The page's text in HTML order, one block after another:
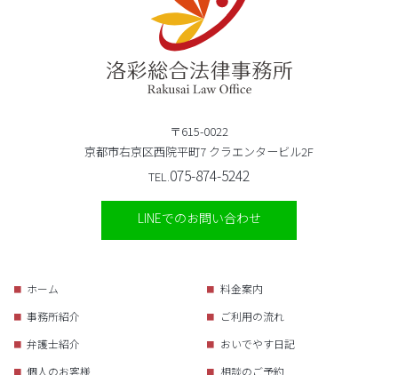
〒615-0022
京都市右京区西院平町7 クラエンタービル2F
TEL.075-874-5242
LINEでのお問い合わせ
ホーム
事務所紹介
弁護士紹介
個人のお客様
料金案内
ご利用の流れ
おいでやす日記
相談のご予約